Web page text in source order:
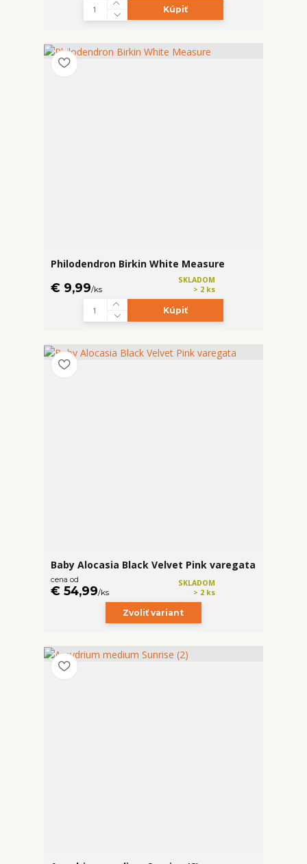
Kúpiť
Philodendron Birkin White Measure
€ 9,99/ks
SKLADOM
> 2 ks
Kúpiť
Baby Alocasia Black Velvet Pink varegata
cena od
€ 54,99/ks
SKLADOM
> 2 ks
Zvoliť variant